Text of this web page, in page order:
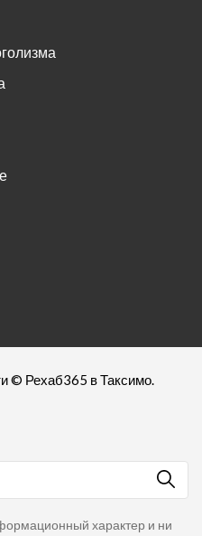
© Рехаб365 в Таксимо.
характер и ни